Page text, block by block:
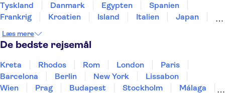
Tyskland
Danmark Egypten
Spanien
Frankrig
Kroatien Island Italien
Japan
Thailand
Tyrkiet
Læs mere
De bedste rejsemål
Kreta Rhodos Rom London
Paris
Barcelona
Berlin New York
Lissabon
Wien
Prag Budapest Stockholm
Málaga